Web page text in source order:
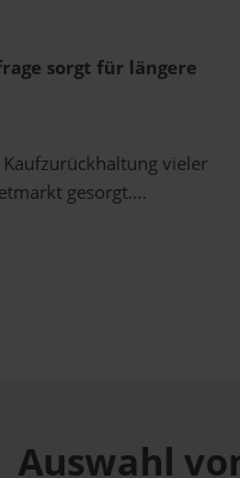
sorgt für längere
vieler
gesorgt....
Auswahl